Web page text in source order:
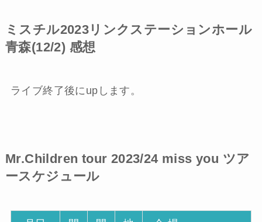
ミスチル2023リンクステーションホール
青森(12/2) 感想
ライブ終了後にupします。
Mr.Children tour 2023/24 miss you ツア
ースケジュール